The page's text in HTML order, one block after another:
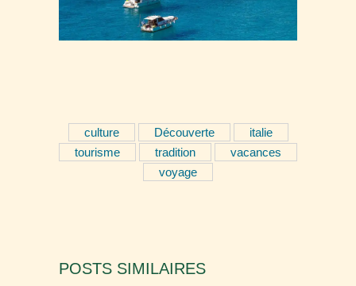
culture Découverte
italie
tourisme
tradition
vacances
voyage
POSTS SIMILAIRES